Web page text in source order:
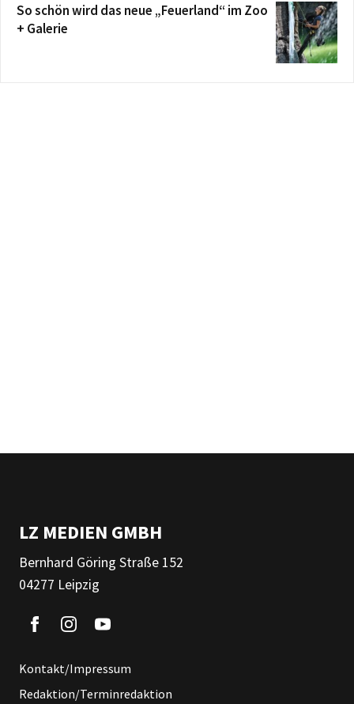
So schön wird das neue „Feuerland“ im Zoo
+ Galerie
LZ MEDIEN GMBH
Bernhard Göring Straße 152
04277 Leipzig
Kontakt/Impressum
Redaktion/Terminredaktion